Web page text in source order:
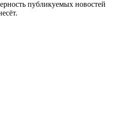
публикуемых новостей